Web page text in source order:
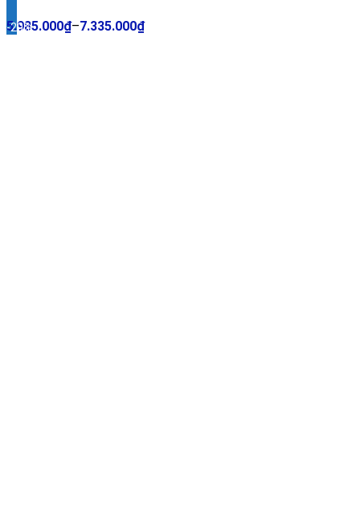
5.985.000₫–7.335.000₫
-20%